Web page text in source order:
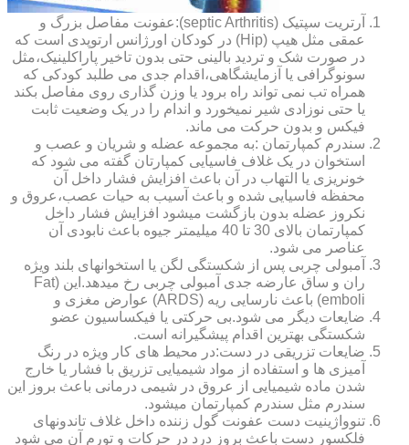
آرتریت سپتیک (septic Arthritis):عفونت مفاصل بزرگ و
عمقی مثل هیپ (Hip) در کودکان اورژانس ارتوپدی است که
در صورت شک و تردید بالینی حتی بدون تاخیر پاراکلینیک،مثل
سونوگرافی یا آزمایشگاهی،اقدام جدی می طلبد کودکی که
همراه تب نمی تواند راه برود یا وزن گذاری روی مفاصل بکند
یا حتی نوزادی شیر نمیخورد و اندام را در یک وضعیت ثابت
فیکس و بدون حرکت می ماند.
سندرم کمپارتمان :به مجموعه عضله و شریان و عصب و
استخوان در یک غلاف فاسیایی کمپارتان گفته می شود که
خونریزی یا التهاب در آن باعث افزایش فشار داخل آن
محفظه فاسیایی شده و باعث آسیب به حیات عصب،عروق و
نکروز عضله بدون بازگشت میشود افزایش فشار داخل
کمپارتمان بالای 30 تا 40 میلیمتر جیوه باعث نابودی آن
عناصر می شود.
آمبولی چربی پس از شکستگی لگن یا استخوانهای بلند ویژه
ران و ساق عارضه جدی آمبولی چربی رخ میدهد.این (Fat
emboli) باعث نارسایی ریه (ARDS) عوارض مغزی و
ضایعات دیگر می شود.بی حرکتی یا فیکساسیون عضو
شکستگی بهترین اقدام پیشگیرانه است.
ضایعات تزریقی در دست:در محیط های کار ویژه در رنگ
آمیزی ها و استفاده از مواد شیمیایی تزریق با فشار یا خارج
شدن ماده شیمیایی از عروق در شیمی درمانی باعث بروز این
سندرم مثل سندرم کمپارتمان میشود.
تنوواژینیت دست عفونت گول زننده داخل غلاف تاندونهای
فلکسور دست باعث بروز درد در حرکات و تورم آن می شود